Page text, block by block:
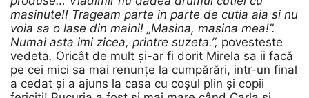
masinute!! Trageam parte in parte de cutia aia si nu
voia sa o lase din maini! „Masina, masina mea!”.
Numai asta imi zicea, printre suzeta.”, povesteste
vedeta. Oricât de mult și-ar fi dorit Mirela sa ii facă
pe cei mici sa mai renunțe la cumpărări, intr-un final
a cedat și a ajuns la casa cu coșul plin și copii